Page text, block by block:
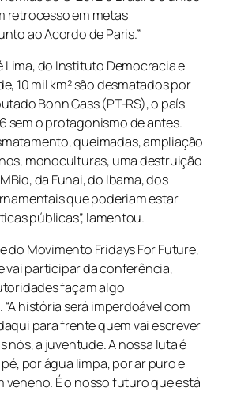
retrocesso em metas
ao Acordo de Paris.”
Lima, do Instituto Democracia e
10 mil km² são desmatados por
Bohn Gass (PT-RS), o país
sem o protagonismo de antes.
queimadas, ampliação
monoculturas, uma destruição
da Funai, do Ibama, dos
que poderiam estar
públicas”, lamentou.
do Movimento Fridays For Future,
vai participar da conferência,
façam algo
história será imperdoável com
para frente quem vai escrever
nós, a juventude. A nossa luta é
por água limpa, por ar puro e
veneno. É o nosso futuro que está